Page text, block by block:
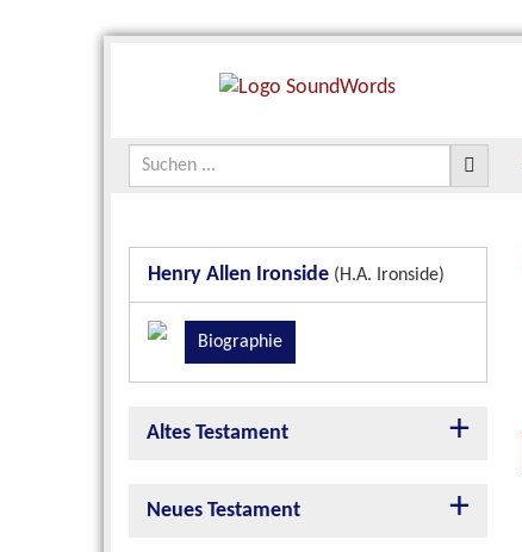
Henry Allen Ironside (H.A. Ironside)
Biographie
Altes Testament
Neues Testament